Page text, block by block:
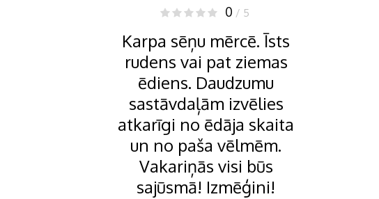
0 / 5
Karpa sēņu mērcē. Īsts
rudens vai pat ziemas
ēdiens. Daudzumu
sastāvdaļām izvēlies
atkarīgi no ēdāja skaita
un no paša vēlmēm.
Vakariņās visi būs
sajūsmā! Izmēģini!